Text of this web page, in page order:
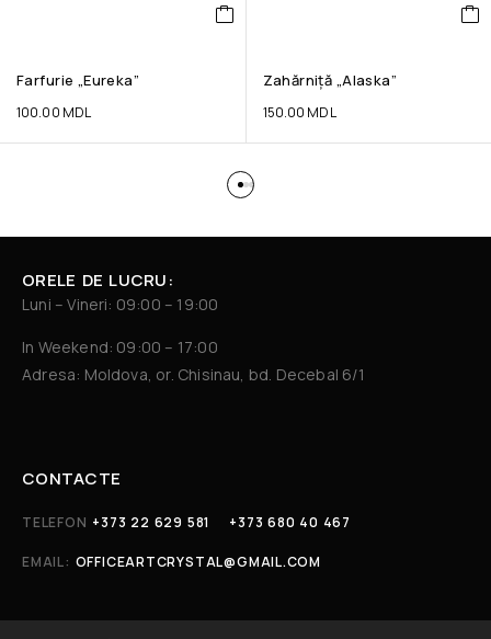
Farfurie „Eureka”
100.00 MDL
Zahărniță „Alaska”
150.00 MDL
ORELE DE LUCRU:
Luni – Vineri: 09:00 – 19:00
In Weekend: 09:00 – 17:00
Adresa: Moldova, or. Chisinau, bd. Decebal 6/1
CONTACTE
TELEFON +373 22 629 581 +373 680 40 467
EMAIL: OFFICEARTCRYSTAL@GMAIL.COM